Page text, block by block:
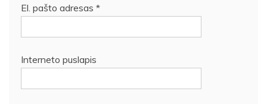
El. pašto adresas *
Interneto puslapis